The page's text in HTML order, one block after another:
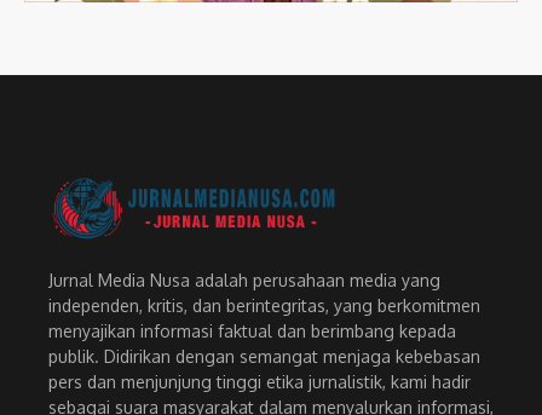
Jurnal Media Nusa adalah perusahaan media yang
independen, kritis, dan berintegritas, yang berkomitmen
menyajikan informasi faktual dan berimbang kepada
publik. Didirikan dengan semangat menjaga kebebasan
pers dan menjunjung tinggi etika jurnalistik, kami hadir
sebagai suara masyarakat dalam menyalurkan informasi,